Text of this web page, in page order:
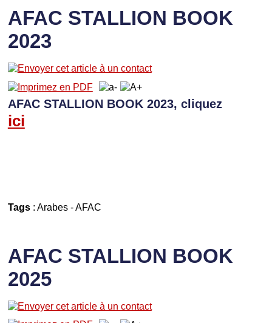
AFAC STALLION BOOK
2023
AFAC STALLION BOOK 2023, cliquez
ici
Tags: Arabes-AFAC
AFAC STALLION BOOK
2025